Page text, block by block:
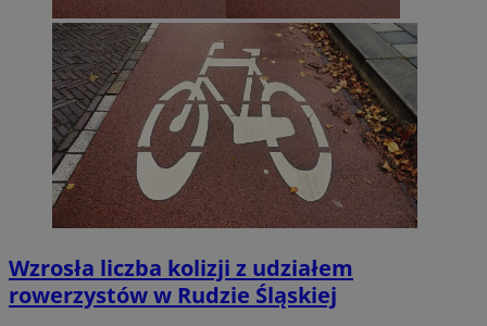
Wzrosła liczba kolizji z udziałem
rowerzystów w Rudzie Śląskiej